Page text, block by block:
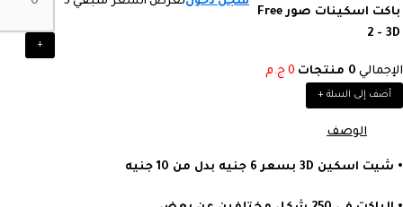
باكت اسكينات صور Free
2 - 3D
+
الإجمالي 0 منتجات 0 ج.م
أضف إلى السلة +
الوصف
• شيت اسكين 3D بسعر 6 جنيه بدل من 10 جنيه